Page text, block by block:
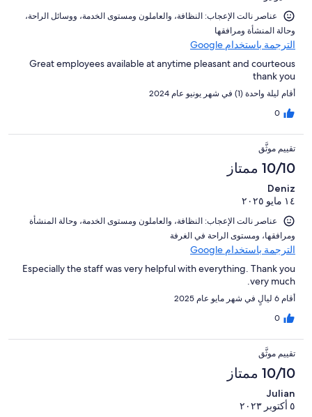
عناصر نالت الإعجاب: ⁦النظافة⁩، و⁦العاملون ومستوى الخدمة⁩، و⁦وسائل الراحة⁩،
و⁦حالة المنشأة ومرافقها⁩
الترجمة باستخدام Google
Great employees available at anytime pleasant and courteous
thank you
أقام ليلة واحدة (1) في شهر يونيو عام 2024
0
تقييم موثَّق
10/10 ممتاز
Deniz
١٤ مايو ٢٠٢٥
عناصر نالت الإعجاب: ⁦النظافة⁩، و⁦العاملون ومستوى الخدمة⁩، و⁦حالة المنشأة
ومرافقها⁩، و⁦مستوى الراحة في الغرفة⁩
الترجمة باستخدام Google
Especially the staff was very helpful with everything. Thank you
very much.
أقام 6 ليالٍ في شهر مايو عام 2025
0
تقييم موثَّق
10/10 ممتاز
Julian
٥ أكتوبر ٢٠٢٣